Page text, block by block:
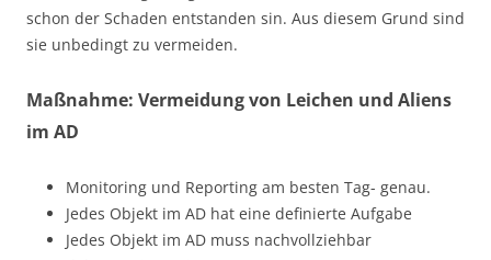
schon der Schaden entstanden sin. Aus diesem Grund sind
sie unbedingt zu vermeiden.
Maßnahme: Vermeidung von Leichen und Aliens
im AD
Monitoring und Reporting am besten Tag- genau.
Jedes Objekt im AD hat eine definierte Aufgabe
Jedes Objekt im AD muss nachvollziehbar